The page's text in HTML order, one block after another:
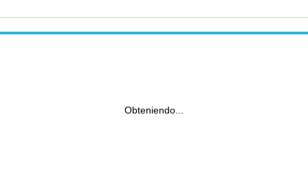
Obteniendo...